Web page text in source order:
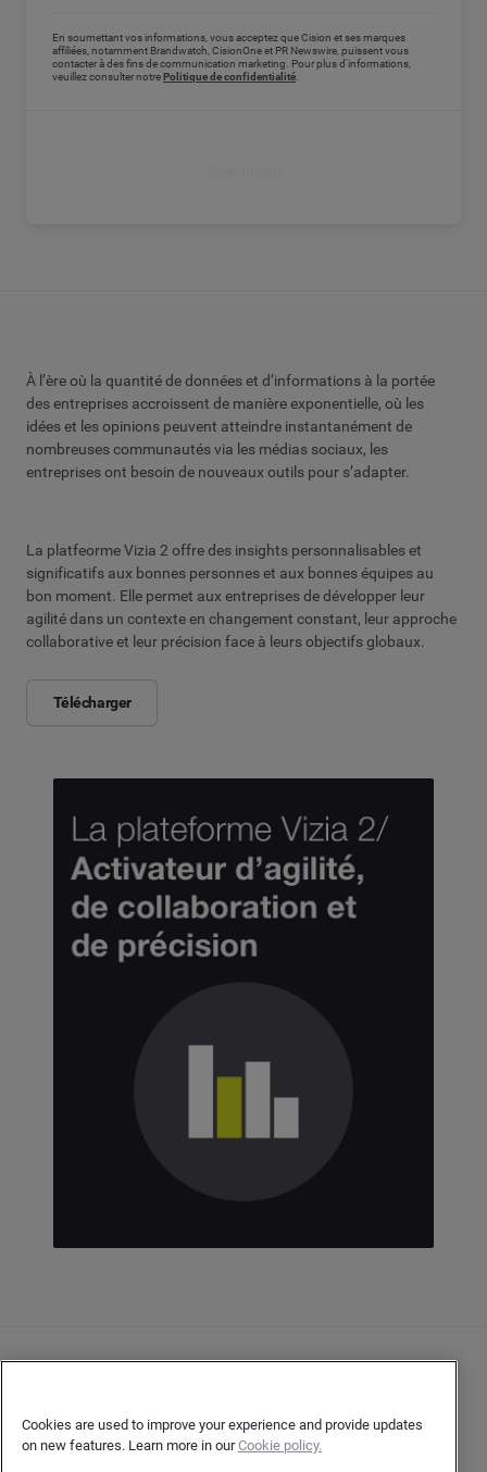
En soumettant vos informations, vous acceptez que Cision et ses marques
affiliées, notamment Brandwatch, CisionOne et PR Newswire, puissent vous
contacter à des fins de communication marketing. Pour plus d'informations,
veuillez consulter notrePolitique de confidentialité
À l’ère où la quantité de données et d’informations à la portée
des entreprises accroissent de manière exponentielle, où les
idées et les opinions peuvent atteindre instantanément de
nombreuses communautés via les médias sociaux, les
entreprises ont besoin de nouveaux outils pour s’adapter.
La platfeorme Vizia 2 offre des insights personnalisables et
significatifs aux bonnes personnes et aux bonnes équipes au
bon moment. Elle permet aux entreprises de développer leur
agilité dans un contexte en changement constant, leur approche
collaborative et leur précision face à leurs objectifs globaux.
Télécharger
Politique de confidentialité
Confidentialité de l’auteur
Cookies are used to improve your experience and provide updates
on new features. Learn more in ourCookie policy.